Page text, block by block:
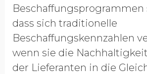
Beschaffungsprogrammen
dass sich traditionelle
Beschaffungskennzahlen
wenn sie die
der Lieferanten in die